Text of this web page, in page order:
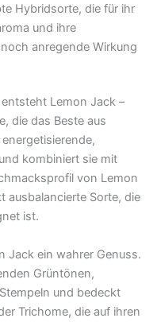
Hybridsorte, die für ihr
und ihre
anregende Wirkung
Lemon Jack –
die das Beste aus
kombiniert sie mit
von Lemon
ausbalancierte Sorte, die
ist.
Jack ein wahrer Genuss.
Grüntönen,
und bedeckt
Trichome, die auf ihren